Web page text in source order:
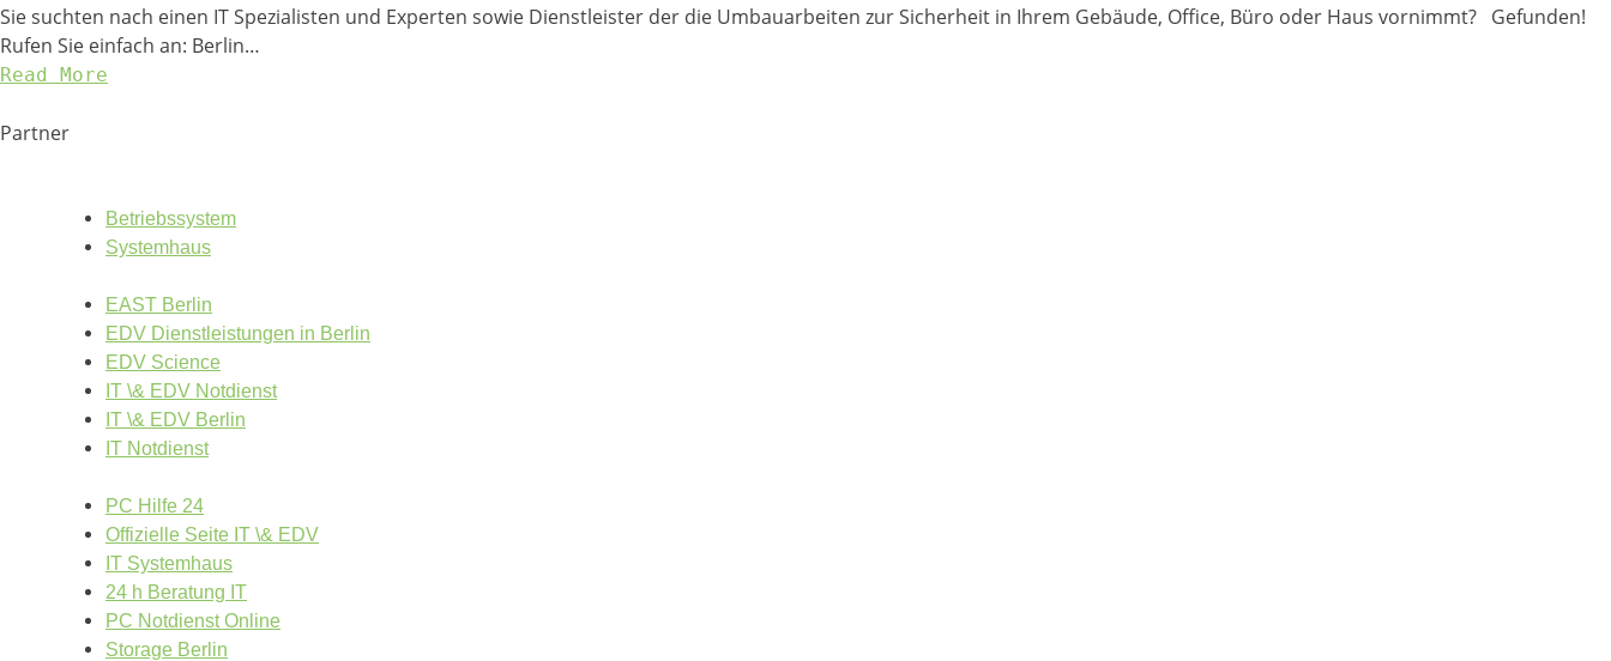
Sie suchten nach einen IT Spezialisten und Experten sowie Dienstleister der die Umbauarbeiten zur Sicherheit in Ihrem Gebäude, Office, Büro oder Haus vornimmt? Gefunden!
Rufen Sie einfach an: Berlin…
Read More
Partner
Betriebssystem
Systemhaus
EAST Berlin
EDV Dienstleistungen in Berlin
EDV Science
IT \& EDV Notdienst
IT \& EDV Berlin
IT Notdienst
PC Hilfe 24
Offizielle Seite IT \& EDV
IT Systemhaus
24 h Beratung IT
PC Notdienst Online
Storage Berlin